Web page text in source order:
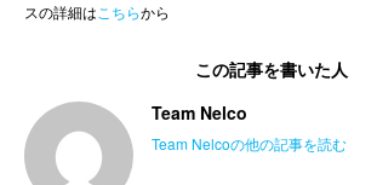
スの詳細は こちらから
この記事を書いた人
Team Nelco
Team Nelcoの他の記事を読む